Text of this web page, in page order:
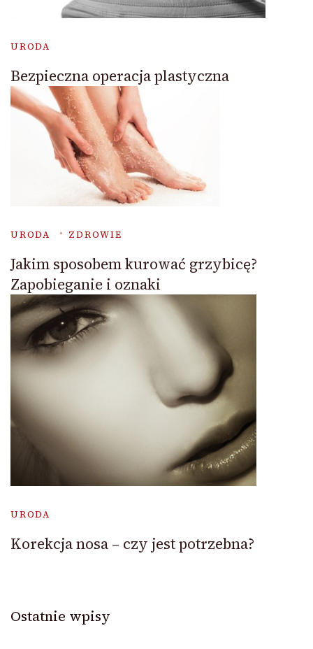
URODA
Bezpieczna operacja plastyczna
URODA ZDROWIE
Jakim sposobem kurować grzybicę?
Zapobieganie i oznaki
URODA
Korekcja nosa – czy jest potrzebna?
Ostatnie wpisy